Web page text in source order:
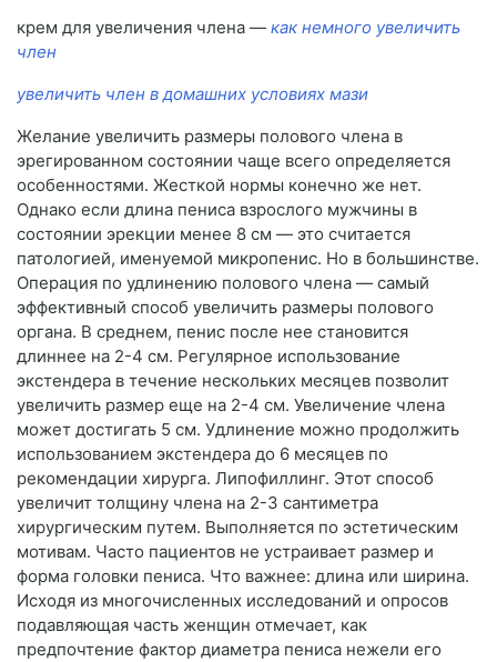
крем для увеличения члена — как немного увеличить
член
увеличить член в домашних условиях мази
Желание увеличить размеры полового члена в
эрегированном состоянии чаще всего определяется
особенностями. Жесткой нормы конечно же нет.
Однако если длина пениса взрослого мужчины в
состоянии эрекции менее 8 см — это считается
патологией, именуемой микропенис. Но в большинстве.
Операция по удлинению полового члена — самый
эффективный способ увеличить размеры полового
органа. В среднем, пенис после нее становится
длиннее на 2-4 см. Регулярное использование
экстендера в течение нескольких месяцев позволит
увеличить размер еще на 2-4 см. Увеличение члена
может достигать 5 см. Удлинение можно продолжить
использованием экстендера до 6 месяцев по
рекомендации хирурга. Липофиллинг. Этот способ
увеличит толщину члена на 2-3 сантиметра
хирургическим путем. Выполняется по эстетическим
мотивам. Часто пациентов не устраивает размер и
форма головки пениса. Что важнее: длина или ширина.
Исходя из многочисленных исследований и опросов
подавляющая часть женщин отмечает, как
предпочтение фактор диаметра пениса нежели его